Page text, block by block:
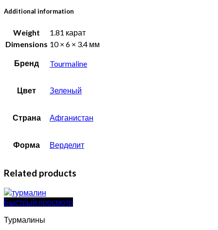
Additional information
Weight
1.81 карат
Dimensions 10 × 6 × 3.4 мм
Бренд Tourmaline
Цвет Зеленый
Страна Афганистан
Форма Верделит
Related products
Быстрый просмотр
Турмалины